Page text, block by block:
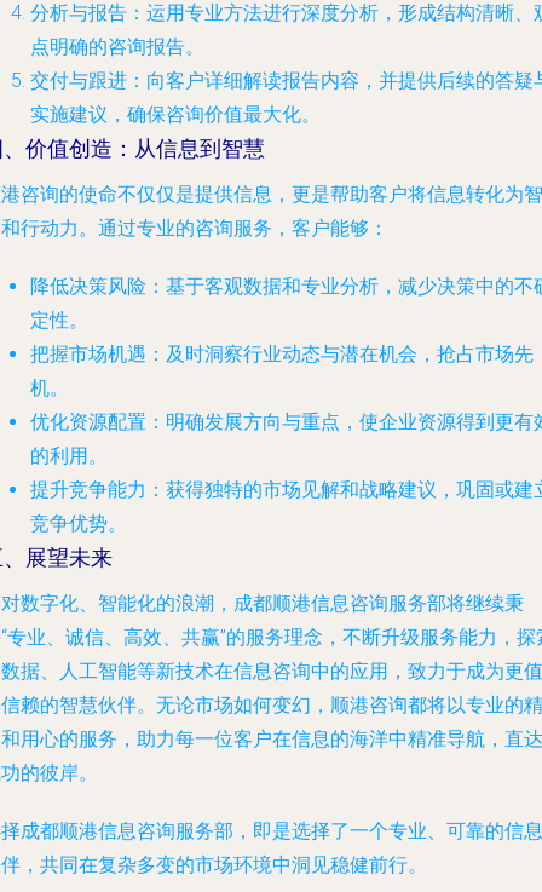
分析与报告 ：运用专业方法进行深度分析，形成结构清晰、
点明确的咨询报告。
交付与跟进 ：向客户详细解读报告内容，并提供后续的答疑
实施建议，确保咨询价值最大化。
价值创造：从信息到智慧
咨询的使命不仅仅是提供信息，更是帮助客户将信息转化为智
行动力。通过专业的咨询服务，客户能够：
降低决策风险 ：基于客观数据和专业分析，减少决策中的不
定性。
把握市场机遇 ：及时洞察行业动态与潜在机会，抢占市场先
机。
优化资源配置 ：明确发展方向与重点，使企业资源得到更有
的利用。
提升竞争能力 ：获得独特的市场见解和战略建议，巩固或建
竞争优势。
展望未来
数字化、智能化的浪潮，成都顺港信息咨询服务部将继续秉
专业、诚信、高效、共赢”的服务理念，不断升级服务能力，探
据、人工智能等新技术在信息咨询中的应用，致力于成为更值
赖的智慧伙伴。无论市场如何变幻，顺港咨询都将以专业的精
用心的服务，助力每一位客户在信息的海洋中精准导航，直达
的彼岸。
成都顺港信息咨询服务部，即是选择了一个专业、可靠的信息
，共同在复杂多变的市场环境中洞见稳健前行。